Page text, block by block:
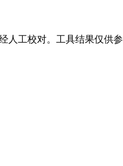
工校对。工具结果仅供